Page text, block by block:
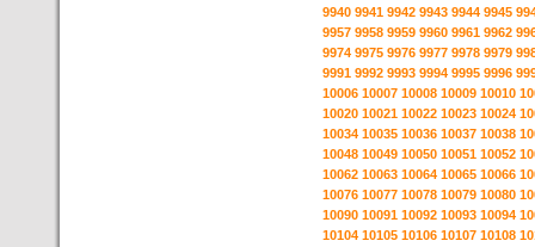
9940 9941 9942 9943 9944 9945
9957 9958 9959 9960 9961 9962
9974 9975 9976 9977 9978 9979
9991 9992 9993 9994 9995 9996
10006 10007 10008 10009 10010
10020 10021 10022 10023 10024
10034 10035 10036 10037 10038
10048 10049 10050 10051 10052
10062 10063 10064 10065 10066
10076 10077 10078 10079 10080
10090 10091 10092 10093 10094
10104 10105 10106 10107 10108